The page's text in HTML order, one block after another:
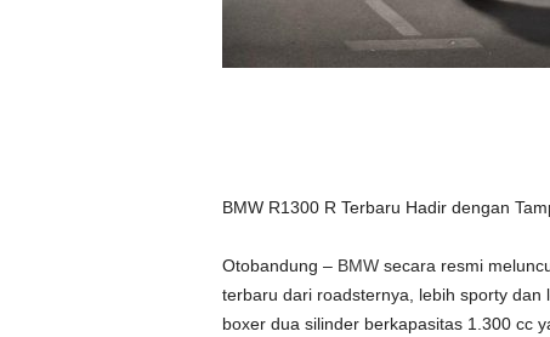
BMW R1300 R Terbaru Hadir dengan
Otobandung – BMWsecara resmi
terbaru dari roadsternya, lebih sporty dan
boxer dua silinder berkapasitas 1.300 cc